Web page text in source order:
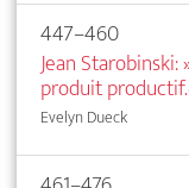
447–460
Jean
produit
Evelyn Dueck